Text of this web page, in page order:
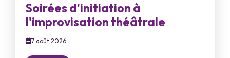
Soirées d'initiation à
l'improvisation théâtrale
7 août 2026